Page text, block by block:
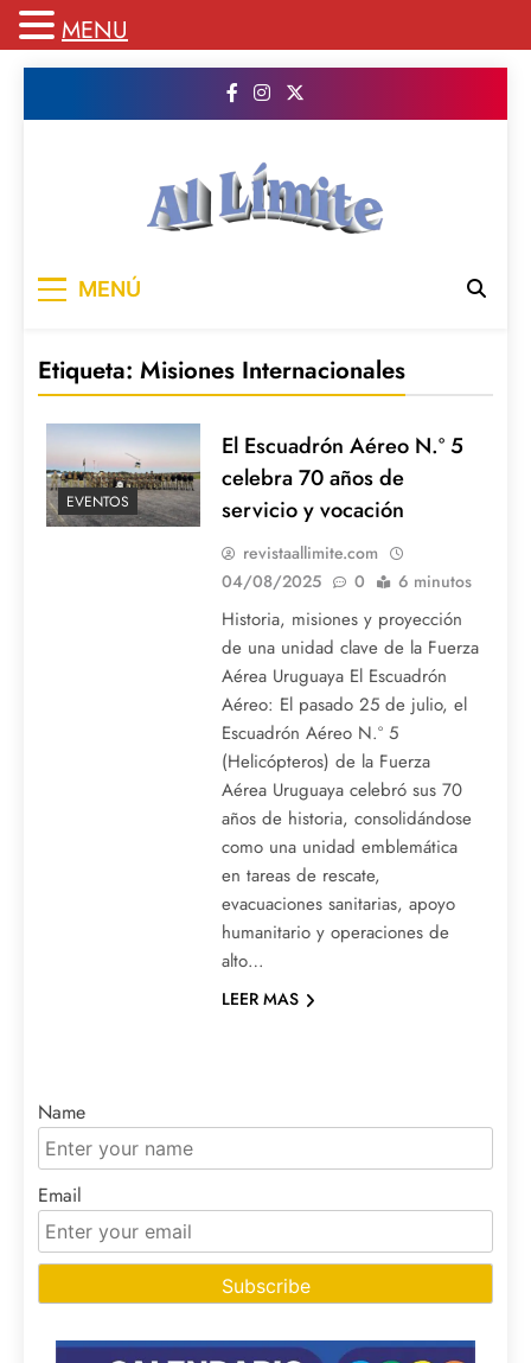
publicamos todo el contenido e informacion
MENÚ
Etiqueta: Misiones Internacionales
EVENTOS
El Escuadrón Aéreo N.º 5
celebra 70 años de
servicio y vocación
revistaallimite.com
04/08/2025
0 6 minutos
Historia, misiones y proyección
de una unidad clave de la Fuerza
Aérea Uruguaya El Escuadrón
Aéreo: El pasado 25 de julio, el
Escuadrón Aéreo N.º 5
(Helicópteros) de la Fuerza
Aérea Uruguaya celebró sus 70
años de historia, consolidándose
como una unidad emblemática
en tareas de rescate,
evacuaciones sanitarias, apoyo
humanitario y operaciones de
alto…
LEER MAS
Name
Email
MENU